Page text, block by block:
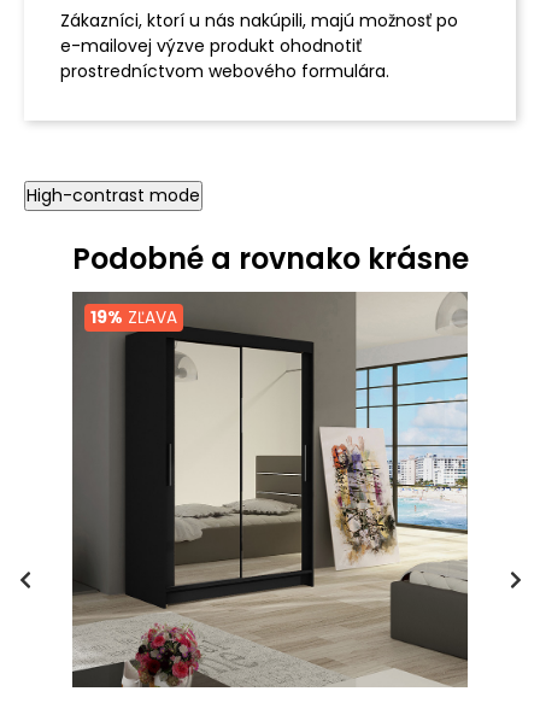
Zákazníci, ktorí u nás nakúpili, majú možnosť po
e-mailovej výzve produkt ohodnotiť
prostredníctvom webového formulára.
High-contrast mode
Podobné a rovnako krásne
19% ZĽAVA